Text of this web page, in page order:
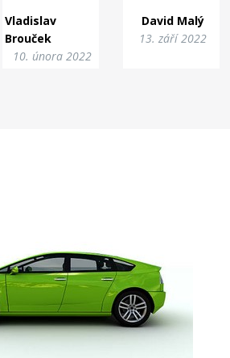
Vladislav
Brouček
10. února 2022
David Malý
13. září 2022